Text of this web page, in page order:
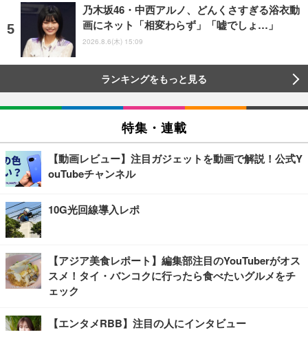
乃木坂46・中西アルノ、どんくさすぎる浴衣動
画にネット「相変わらず」「嘘でしょ…」
2026.8.6(木) 15:09
ランキングをもっと見る
特集・連載
【動画レビュー】注目ガジェットを動画で解説！公式Y
ouTubeチャンネル
10G光回線導入レポ
【アジア美食レポート】編集部注目のYouTuberがオス
スメ！タイ・バンコクに行ったら食べたいグルメをチ
ェック
【エンタメRBB】注目の人にインタビュー